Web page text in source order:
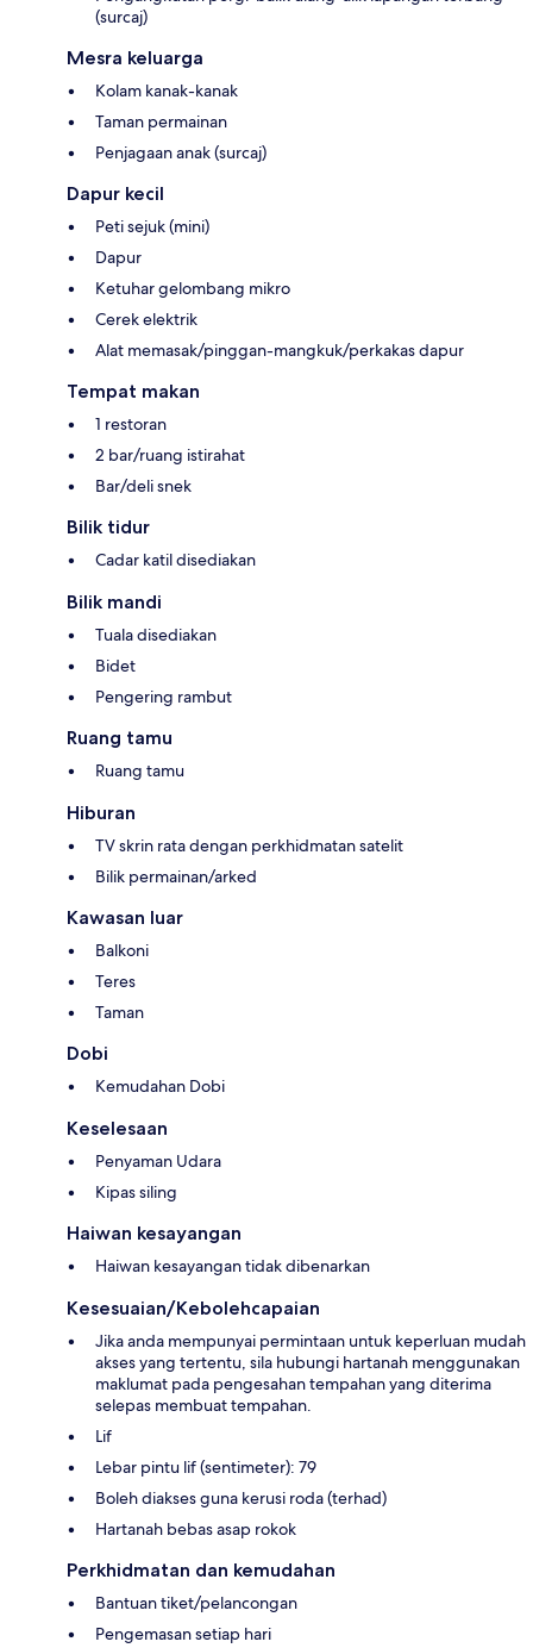
(surcaj)
Mesra keluarga
Kolam kanak-kanak
Taman permainan
Penjagaan anak (surcaj)
Dapur kecil
Peti sejuk (mini)
Dapur
Ketuhar gelombang mikro
Cerek elektrik
Alat memasak/pinggan-mangkuk/perkakas dapur
Tempat makan
1 restoran
2 bar/ruang istirahat
Bar/deli snek
Bilik tidur
Cadar katil disediakan
Bilik mandi
Tuala disediakan
Bidet
Pengering rambut
Ruang tamu
Ruang tamu
Hiburan
TV skrin rata dengan perkhidmatan satelit
Bilik permainan/arked
Kawasan luar
Balkoni
Teres
Taman
Dobi
Kemudahan Dobi
Keselesaan
Penyaman Udara
Kipas siling
Haiwan kesayangan
Haiwan kesayangan tidak dibenarkan
Kesesuaian/Kebolehcapaian
Jika anda mempunyai permintaan untuk keperluan mudah
akses yang tertentu, sila hubungi hartanah menggunakan
maklumat pada pengesahan tempahan yang diterima
selepas membuat tempahan.
Lif
Lebar pintu lif (sentimeter): 79
Boleh diakses guna kerusi roda (terhad)
Hartanah bebas asap rokok
Perkhidmatan dan kemudahan
Bantuan tiket/pelancongan
Pengemasan setiap hari